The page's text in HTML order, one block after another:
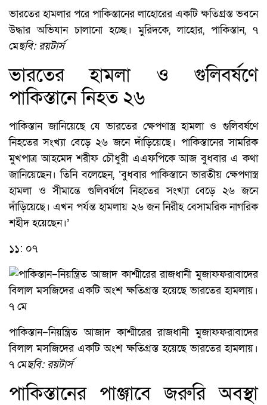
ভারতের হামলার পরে পাকিস্তানের লাহোরের একটি ক্ষতিগ্রস্ত ভবনে
উদ্ধার অভিযান চালানো হচ্ছে। মুরিদকে, লাহোর, পাকিস্তান, ৭
মেছবি: রয়টার্স
ভারতের হামলা ও গুলিবর্ষণে
পাকিস্তানে নিহত ২৬
পাকিস্তান জানিয়েছে যে ভারতের ক্ষেপণাস্ত্র হামলা ও গুলিবর্ষণে
নিহতের সংখ্যা বেড়ে ২৬ জনে দাঁড়িয়েছে। পাকিস্তানের সামরিক
মুখপাত্র আহমেদ শরীফ চৌধুরী এএফপিকে আজ বুধবার এ কথা
জানিয়েছেন। তিনি বলেছেন, ‘বুধবার পাকিস্তানে ভারতীয় ক্ষেপণাস্ত্র
হামলা ও সীমান্তে গুলিবর্ষণে নিহতের সংখ্যা বেড়ে ২৬ জনে
দাঁড়িয়েছে। এখন পর্যন্ত হামলায় ২৬ জন নিরীহ বেসামরিক নাগরিক
শহীদ হয়েছেন।’
১১: ০৭
পাকিস্তান–নিয়ন্ত্রিত আজাদ কাশ্মীরের রাজধানী মুজাফফরাবাদের
বিলাল মসজিদের একটি অংশ ক্ষতিগ্রস্ত হয়েছে ভারতের হামলায়।
৭ মেছবি: রয়টার্স
পাকিস্তানের পাঞ্জাবে জরুরি অবস্থা